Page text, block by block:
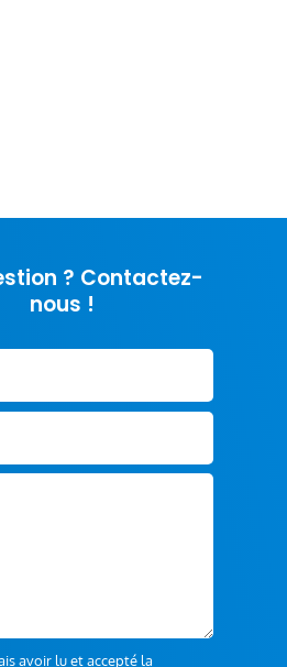
? Contactez-
nous !
avoir lu et accepté la